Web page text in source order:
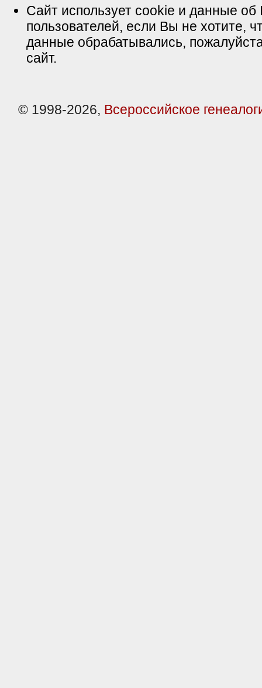
Сайт использует cookie и данные об
пользователей, если Вы не хотите,
данные обрабатывались,
сайт.
© 1998-2026, Всероссийское